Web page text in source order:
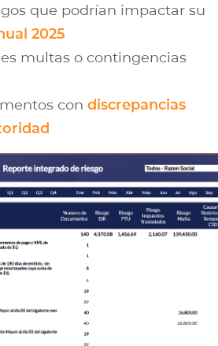
que podrían impactar su
2025
multas o contingencias
con discrepancias